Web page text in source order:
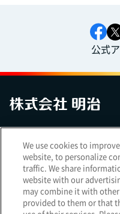
公式
アクセシビリティへの対応
Cookie Settings
We use cookies to
website, to personalize
traffic. We share
website with our
may combine it with
provided to them or that